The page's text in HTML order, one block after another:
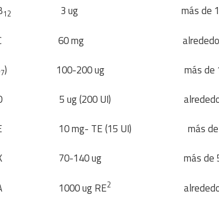
12
3 ug más de
60 mg alrededor de
7) 100-200 ug más de
5 ug (200 UI) alrededor
10 mg- TE (15 UI) más de
70-140 ug más de
1000 ug RE2 alrededor